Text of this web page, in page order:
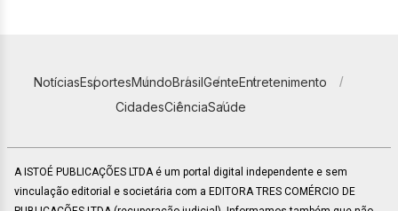
NotíciasEsportesMundoBrasilGenteEntretenimento
CidadesCiênciaSaúde
A ISTOÉ PUBLICAÇÕES LTDA é um portal digital independente e sem
vinculação editorial e societária com a EDITORA TRES COMÉRCIO DE